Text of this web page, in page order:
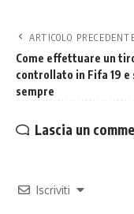
ARTICOLO
Come effettuare un
controllato in Fifa 19 e
sempre
Lascia un
Iscriviti